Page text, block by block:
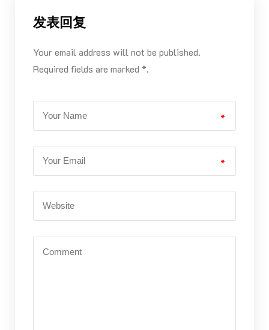
发表回复
Your email address will not be published.
Required fields are marked *.
*
*